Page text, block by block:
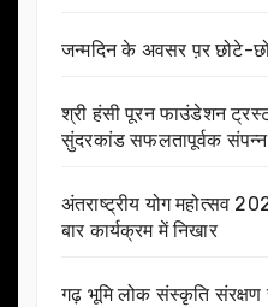
जन्मदिन के अवसर प़र छोटे-
श्री हंसी पूरन फाउंडेशन ट्रस्ट
सुंदरकांड सफलतापूर्वक संपन्न
अंतराष्ट्रीय योग महोत्सव
बार कार्यक्रम में निखार
गढ़ भूमि लोक संस्कृति संरक्षण